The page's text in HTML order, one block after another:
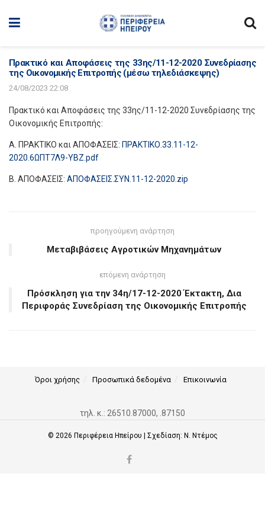
Πρακτικό και Αποφάσεις της 33ης/11-12-2020 Συνεδρίασης
της Οικονομικής Επιτροπής (μέσω τηλεδιάσκεψης)
24/08/2023 22:08
Πρακτικό και Αποφάσεις της 33ης/11-12-2020 Συνεδρίασης της
Οικονομικής Επιτροπής:
Α. ΠΡΑΚΤΙΚΟ και ΑΠΟΦΑΣΕΙΣ: ΠΡΑΚΤΙΚΟ.33.11-12-
2020.6ΩΠΤ7Λ9-ΥΒΖ.pdf
Β. ΑΠΟΦΑΣΕΙΣ: ΑΠΟΦΑΣΕΙΣ.ΣΥΝ.11-12-2020.zip
προηγούμενη ανάρτηση
Μεταβιβάσεις Αγροτικών Μηχανημάτων
επόμενη ανάρτηση
Πρόσκληση για την 34η/17-12-2020 Έκτακτη, Δια
Περιφοράς Συνεδρίαση της Οικονομικής Επιτροπής
Όροι χρήσης Προσωπικά δεδομένα Επικοινωνία
τηλ. κ.: 26510.87000, .87150
© 2026 Περιφέρεια Ηπείρου | Σχεδίαση: Ν. Ντέμος